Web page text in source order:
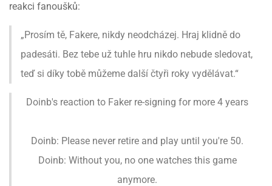
reakci fanoušků:
„Prosím tě, Fakere, nikdy neodcházej. Hraj klidně do
padesáti. Bez tebe už tuhle hru nikdo nebude sledovat,
teď si díky tobě můžeme další čtyři roky vydělávat.“
Doinb's reaction to Faker re-signing for more 4 years
Doinb: Please never retire and play until you're 50.
Doinb: Without you, no one watches this game
anymore.